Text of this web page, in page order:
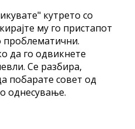
кутрето со
му го пристапот
проблематични.
да го одвикнете
Се разбира,
побарате совет од
однесување.